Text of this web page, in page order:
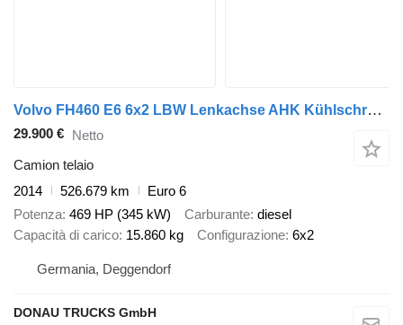
Volvo FH460 E6 6x2 LBW Lenkachse AHK Kühlschrank
29.900 € Netto
Camion telaio
2014
526.679 km
Euro 6
Potenza 469 HP (345 kW) Carburante diesel
Capacità di carico 15.860 kg Configurazione 6x2
Germania, Deggendorf
DONAU TRUCKS GmbH